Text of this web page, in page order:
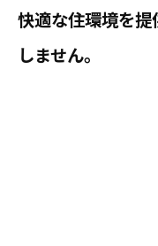
快適な住環境を
しません。